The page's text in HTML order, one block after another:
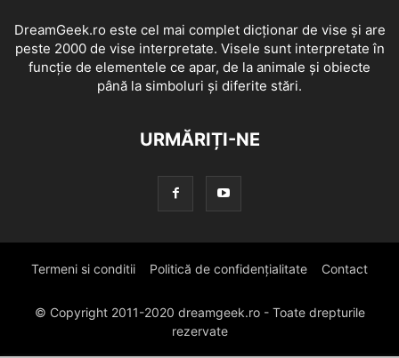
DreamGeek.ro este cel mai complet dicționar de vise și are
peste 2000 de vise interpretate. Visele sunt interpretate în
funcție de elementele ce apar, de la animale și obiecte
până la simboluri și diferite stări.
URMĂRIȚI-NE
Termeni si conditii Politică de confidențialitate Contact
© Copyright 2011-2020 dreamgeek.ro - Toate drepturile
rezervate